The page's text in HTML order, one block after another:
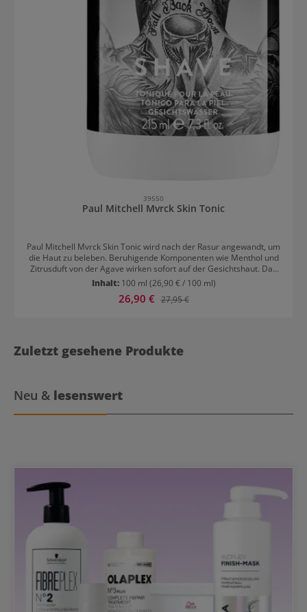
39550
Paul Mitchell Mvrck Skin Tonic
Paul Mitchell Mvrck Skin Tonic wird nach der Rasur angewandt, um
die Haut zu beleben. Beruhigende Komponenten wie Menthol und
Zitrusduft von der Agave wirken sofort auf der Gesichtshaut. Das
Gefühl von Trockenheit verschwindet komplett. Paul Mitchel Mvrck
Skin Tonic enthält keine Parabene oder tierische Inhaltsstoffe.
Verwendung unmittelbar vor oder nach der Rasur Handtuch
Inhalt: 100 ml (26,90 € / 100 ml)
Verkaufspreis:
26,90 € Regulärer Preis:
27,95 €
Zuletzt gesehene Produkte
Neu & lesenswert